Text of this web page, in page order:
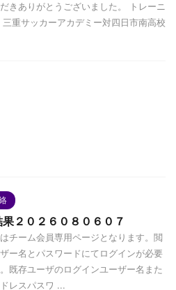
きありがとうございました。 トレーニ
三重サッカーアカデミー対四日市南高校
２０２６０８０６０７
チーム会員専用ページとなります。閲
ー名とパスワードにてログインが必要
既存ユーザのログインユーザー名また
レスパスワ ...